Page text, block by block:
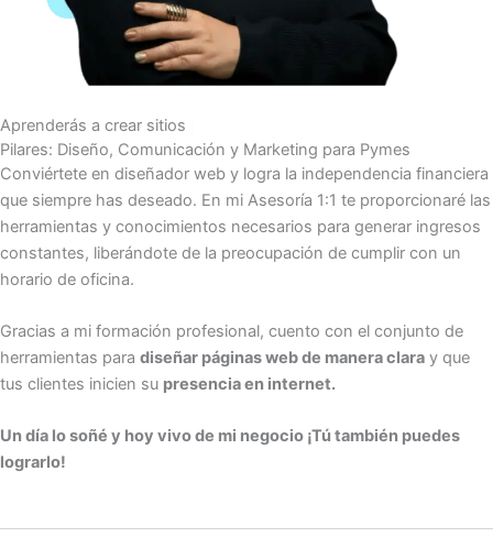
Aprenderás a crear sitios
Pilares: Diseño, Comunicación y Marketing para Pymes
Conviértete en diseñador web y logra la independencia financiera
que siempre has deseado. En mi Asesoría 1:1 te proporcionaré las
herramientas y conocimientos necesarios para generar ingresos
constantes, liberándote de la preocupación de cumplir con un
horario de oficina.
Gracias a mi formación profesional, cuento con el conjunto de
herramientas para diseñar páginas web de manera clara y que
tus clientes inicien su presencia en internet.
Un día lo soñé y hoy vivo de mi negocio ¡Tú también puedes
lograrlo!